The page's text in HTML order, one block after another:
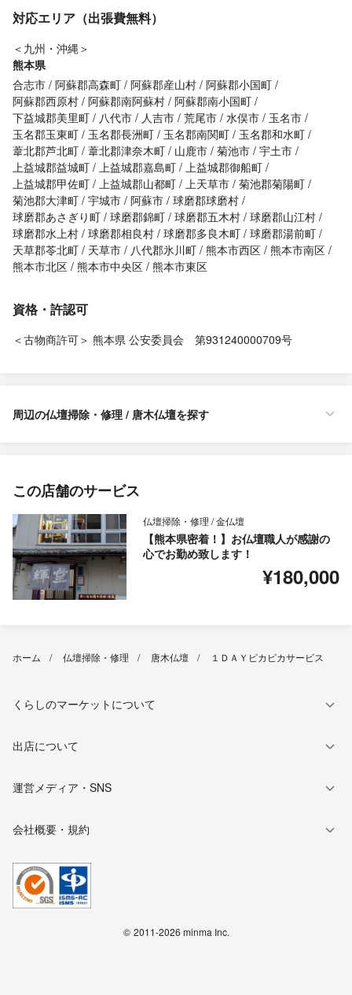
対応エリア（出張費無料）
＜九州・沖縄＞
熊本県
合志市 阿蘇郡高森町 阿蘇郡産山村 阿蘇郡小国町
阿蘇郡西原村 阿蘇郡南阿蘇村 阿蘇郡南小国町
下益城郡美里町
八代市 人吉市 荒尾市 水俣市
玉名市
玉名郡玉東町
玉名郡長洲町 玉名郡南関町
玉名郡和水町
葦北郡芦北町 葦北郡津奈木町 山鹿市 菊池市 宇土市
上益城郡益城町 上益城郡嘉島町 上益城郡御船町
上益城郡甲佐町 上益城郡山都町 上天草市 菊池郡菊陽町
菊池郡大津町 宇城市 阿蘇市 球磨郡球磨村
球磨郡あさぎり町 球磨郡錦町 球磨郡五木村 球磨郡山江村
球磨郡水上村 球磨郡相良村 球磨郡多良木町 球磨郡湯前町
天草郡苓北町
天草市 八代郡氷川町 熊本市西区 熊本市南区
熊本市北区 熊本市中央区 熊本市東区
資格・許認可
＜古物商許可＞ 熊本県 公安委員会 第931240000709号
周辺の仏壇掃除・修理 / 唐木仏壇を探す
この店舗のサービス
仏壇掃除・修理 / 金仏壇
【熊本県密着！】お仏壇職人が感謝の
心でお勤め致します！
¥180,000
ホーム 仏壇掃除・修理 唐木仏壇 １ＤＡＹピカピカサービス
くらしのマーケットについて
出店について
運営メディア・SNS
会社概要・規約
© 2011-2026 minma Inc.